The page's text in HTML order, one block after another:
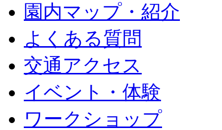
園内マップ・紹介
よくある質問
交通アクセス
イベント・体験
ワークショップ